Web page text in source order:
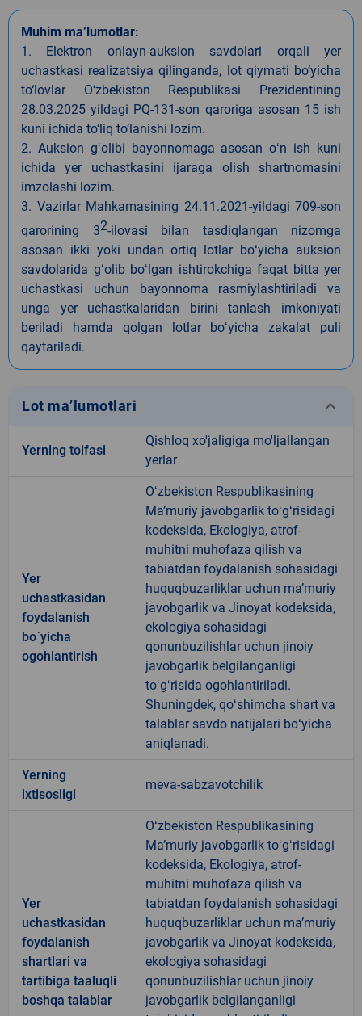
Muhim ma’lumotlar:
1. Elektron onlayn-auksion savdolari orqali yer
uchastkasi realizatsiya qilinganda, lot qiymati bo‘yicha
to‘lovlar O‘zbekiston Respublikasi Prezidentining
28.03.2025 yildagi PQ-131-son qaroriga asosan 15 ish
kuni ichida to‘liq to‘lanishi lozim.
2. Auksion gʻolibi bayonnomaga asosan oʻn ish kuni
ichida yer uchastkasini ijaraga olish shartnomasini
imzolashi lozim.
3. Vazirlar Mahkamasining 24.11.2021-yildagi 709-son
qarorining 32-ilovasi bilan tasdiqlangan nizomga
asosan ikki yoki undan ortiq lotlar boʻyicha auksion
savdolarida gʻolib boʻlgan ishtirokchiga faqat bitta yer
uchastkasi uchun bayonnoma rasmiylashtiriladi va
unga yer uchastkalaridan birini tanlash imkoniyati
beriladi hamda qolgan lotlar boʻyicha zakalat puli
qaytariladi.
Lot ma’lumotlari keyboard_arrow_down
Yerning toifasi
Qishloq xo'jaligiga mo'ljallangan
yerlar
Yer
uchastkasidan
foydalanish
bo`yicha
ogohlantirish
Oʻzbekiston Respublikasining
Maʼmuriy javobgarlik toʻgʻrisidagi
kodeksida, Ekologiya, atrof-
muhitni muhofaza qilish va
tabiatdan foydalanish sohasidagi
huquqbuzarliklar uchun maʼmuriy
javobgarlik va Jinoyat kodeksida,
ekologiya sohasidagi
qonunbuzilishlar uchun jinoiy
javobgarlik belgilanganligi
toʻgʻrisida ogohlantiriladi.
Shuningdek, qoʻshimcha shart va
talablar savdo natijalari boʻyicha
aniqlanadi.
Yerning
ixtisosligi
meva-sabzavotchilik
Yer
uchastkasidan
foydalanish
shartlari va
tartibiga taaluqli
boshqa talablar
Oʻzbekiston Respublikasining
Maʼmuriy javobgarlik toʻgʻrisidagi
kodeksida, Ekologiya, atrof-
muhitni muhofaza qilish va
tabiatdan foydalanish sohasidagi
huquqbuzarliklar uchun maʼmuriy
javobgarlik va Jinoyat kodeksida,
ekologiya sohasidagi
qonunbuzilishlar uchun jinoiy
javobgarlik belgilanganligi